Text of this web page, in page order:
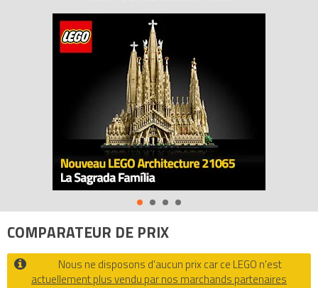
Méchant Flic et le logo de La Grande Aventure LEGO. Un
formidable cadeau collector !
- Montre à quartz analogique
- Étanche jusqu'à 50 mètres
- Inclut un maillon « figurine » sculpté non articulé et des
maillons supplémentaires interchangeables
- Un formidable cadeau !
Tous les prix duLEGO Montres 5003023 Montre-bracelet
Figurine Méchant Flic (Bad Cop Link Watch)
brique, comparateur de prix 100% LEGO.
Codes EAN du LEGO Montres 5003023 : 5060286804360,
5060286803165.
COMPARATEUR DE PRIX
Nous ne disposons d'aucun prix car ce LEGO n'est
actuellement plus vendu par nos marchands partenaires